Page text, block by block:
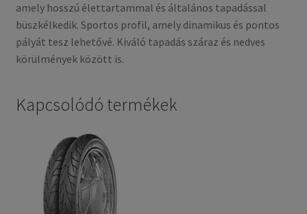
amely hosszú élettartammal és általános tapadással
büszkélkedik. Sportos profil, amely dinamikus és pontos
pályát tesz lehetővé. Kiváló tapadás száraz és nedves
körülmények között is.
Kapcsolódó termékek